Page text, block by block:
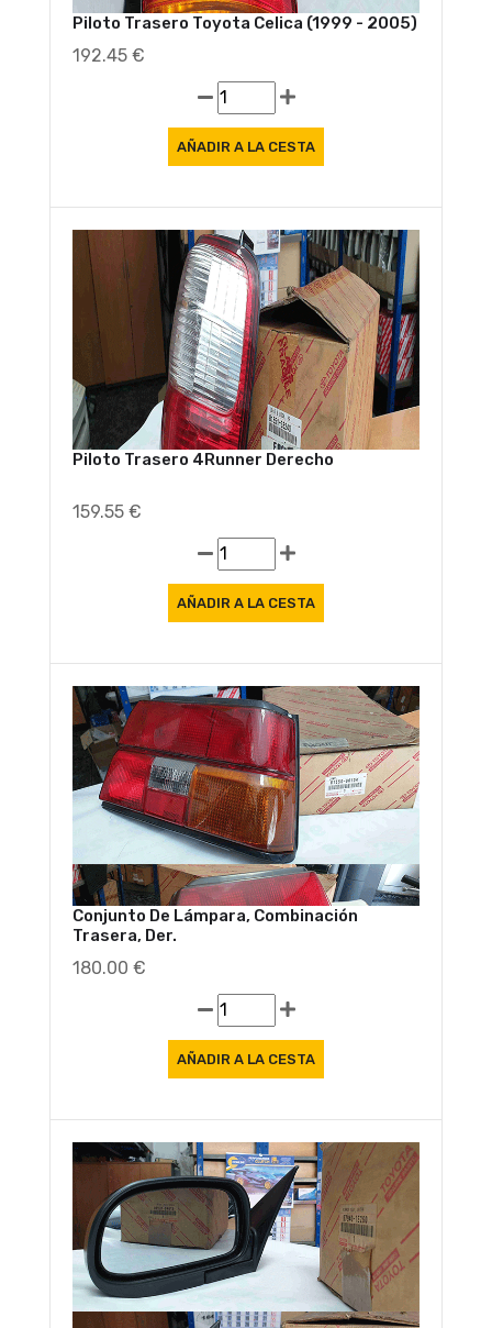
Piloto Trasero Toyota Celica (1999 - 2005)
192.45 €
Piloto Trasero 4Runner Derecho
159.55 €
Conjunto De Lámpara, Combinación
Trasera, Der.
180.00 €